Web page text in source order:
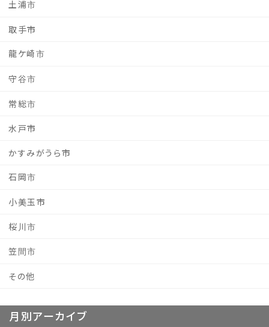
土浦市
取手市
龍ケ崎市
守谷市
常総市
水戸市
かすみがうら市
石岡市
小美玉市
桜川市
笠間市
その他
月別アーカイブ